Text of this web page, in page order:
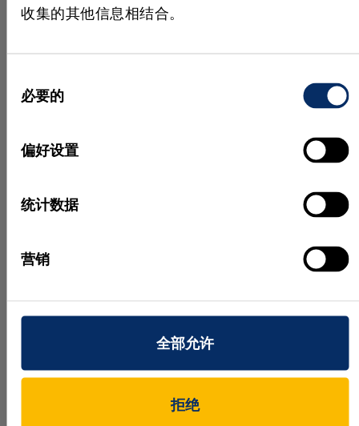
收集的其他信息相结合。
必要的
偏好设置
统计数据
营销
全部允许
拒绝
装配过程中辅助人类
遇。瑞士公司 Endress+Hauser 的应
著附加价值。在那里，机器视觉并不
是取代员工，而是与员工“携手协
自动化并不可行。尽管如此，集成的
机器视觉软件 MVTec MERLIC 仍通过
向生产员工显示装配组件所需的所有
相关信息、随后验证流程并记录质量
数据，显著提升了装配过程中的质量
“看见
与许多
家具生
在
MVTec
实现了
木质工